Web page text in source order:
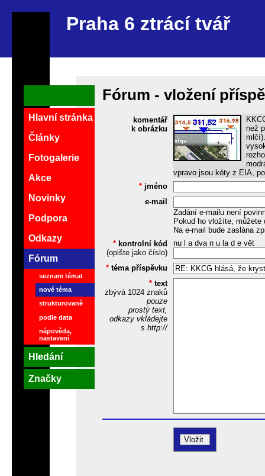
Praha 6 ztrácí tvář
Fórum - vložení
komentář
k obrázku
než
vpravo jsou kóty z EIA,
* jméno
e-mail
Zadání e-mailu není
Pokud ho vložíte,
Na e-mail bude zaslána
* kontrolní kód
(opište jako číslo)
nu l a dva n u la d e vět
* téma příspěvku
* text
zbývá 1024znaků
pouze
prostý text,
odkazy vkládejte
s http://
Hlavní stránka
Články
Fotogalerie
Akce
Novinky
Podpora
Odkazy
Fórum
seznam témat
nové téma
strukturovaně
podle data
nápověda,
nastavení
Hledání
Značky